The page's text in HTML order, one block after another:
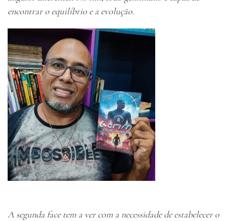
encontrar o equilíbrio e a evolução.
A segunda face tem a ver com a necessidade de estabelecer o